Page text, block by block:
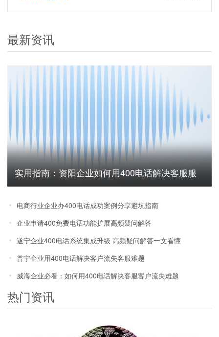
最新资讯
实用指南：资阳企业如何用400电话解决客服服
务无法追踪难题
电商行业企业办400电话成功案例分享避坑指南
企业申请400免费电话功能扩展高频疑问解答
遂宁企业400电话系统集成升级 高频疑问解答一文看懂
普宁企业用400电话解决客户流失客服难题
威海企业必看：如何用400电话解决客服客户流失难题
热门资讯